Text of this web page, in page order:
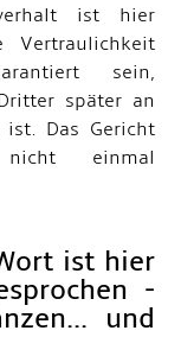
ist hier
sein,
später an
ist. Das Gericht
einmal
ist hier
-
und